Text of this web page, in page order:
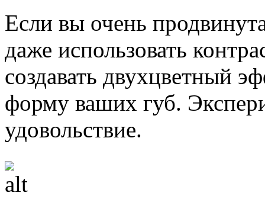
Если вы очень
даже использовать
создавать двухцветный
форму ваших губ.
удовольствие.